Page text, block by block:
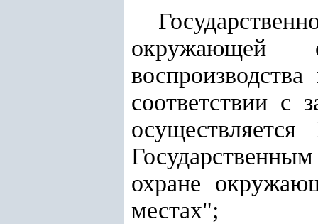
окружающей
соответствии с
охране
местах";